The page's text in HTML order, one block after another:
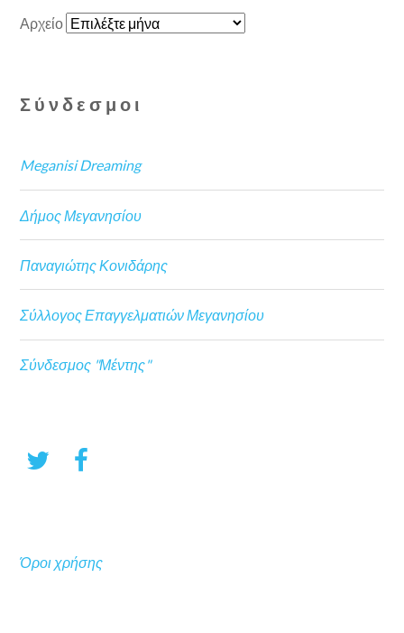
Αρχείο
Σύνδεσμοι
Meganisi Dreaming
Δήμος Μεγανησίου
Παναγιώτης Κονιδάρης
Σύλλογος Επαγγελματιών Μεγανησίου
Σύνδεσμος "Μέντης"
Όροι χρήσης